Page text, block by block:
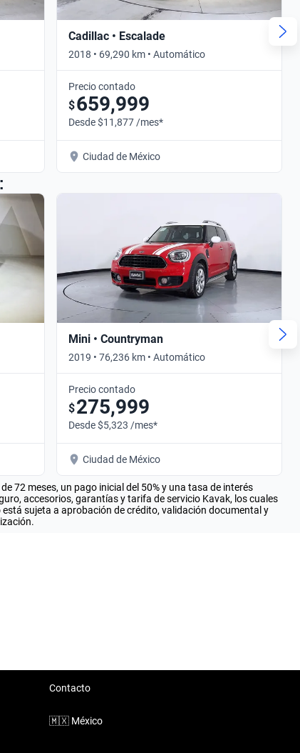
Cadillac • Escalade
2018 • 69,290 km • Automático
Precio contado
$659,999
Desde $11,877 /mes*
Ciudad de México
Mini • Countryman
2019 • 76,236 km • Automático
Precio contado
$275,999
Desde $5,323 /mes*
Ciudad de México
72 meses, un pago inicial del 50% y una tasa de interés
accesorios, garantías y tarifa de servicio Kavak, los cuales
sujeta a aprobación de crédito, validación documental y
Contacto
🇲🇽 México